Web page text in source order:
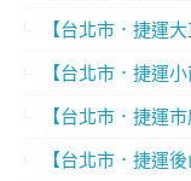
【台北市．捷運大
【台北市．捷運小
【台北市．捷運市
【台北市．捷運後